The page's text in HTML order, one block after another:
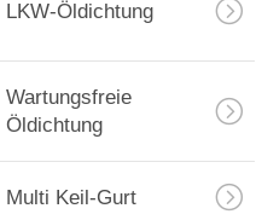
LKW-Öldichtung
Wartungsfreie
Öldichtung
Multi Keil-Gurt